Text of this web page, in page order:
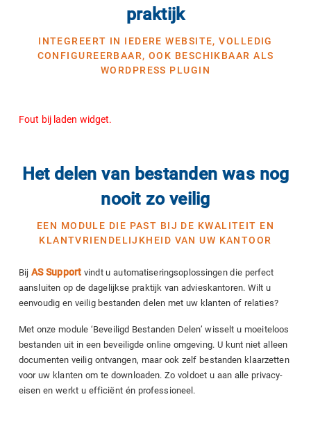
praktijk
INTEGREERT IN IEDERE WEBSITE, VOLLEDIG
CONFIGUREERBAAR, OOK BESCHIKBAAR ALS
WORDPRESS PLUGIN
Fout bij laden widget.
Het delen van bestanden was nog
nooit zo veilig
EEN MODULE DIE PAST BIJ DE KWALITEIT EN
KLANTVRIENDELIJKHEID VAN UW KANTOOR
BijAS Support vindt u automatiseringsoplossingen die perfect
aansluiten op de dagelijkse praktijk van advieskantoren. Wilt u
eenvoudig en veilig bestanden delen met uw klanten of relaties?
Met onze module ‘Beveiligd Bestanden Delen’ wisselt u moeiteloos
bestanden uit in een beveiligde online omgeving. U kunt niet alleen
documenten veilig ontvangen, maar ook zelf bestanden klaarzetten
voor uw klanten om te downloaden. Zo voldoet u aan alle privacy-
eisen en werkt u efficiënt én professioneel.